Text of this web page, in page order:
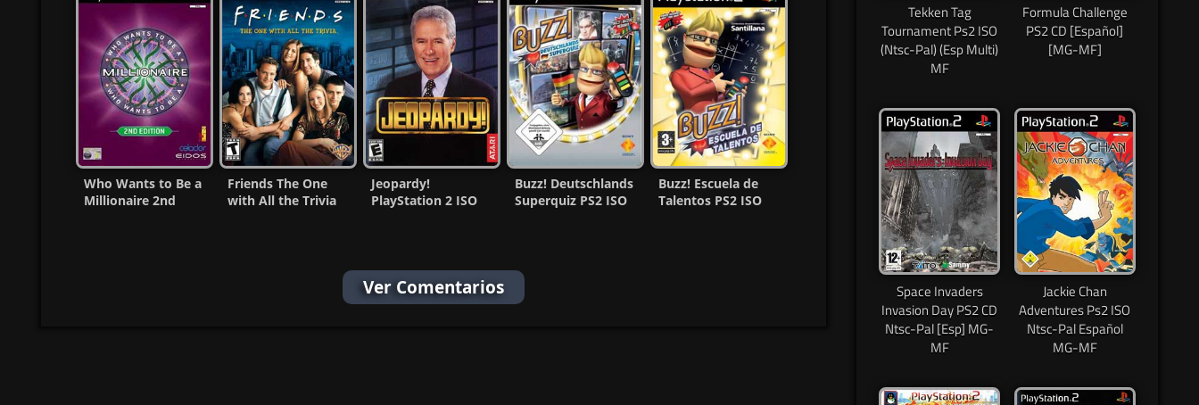
Who Wants to Be a
Millionaire 2nd
Friends The One
with All the Trivia
Jeopardy!
PlayStation 2 ISO
Buzz! Deutschlands
Superquiz PS2 ISO
Buzz! Escuela de
Talentos PS2 ISO
Ver Comentarios
Tekken Tag
Tournament Ps2 ISO
(Ntsc-Pal) (Esp Multi)
MF
Formula Challenge
PS2 CD [Español]
[MG-MF]
Space Invaders
Invasion Day PS2 CD
Ntsc-Pal [Esp] MG-
MF
Jackie Chan
Adventures Ps2 ISO
Ntsc-Pal Español
MG-MF